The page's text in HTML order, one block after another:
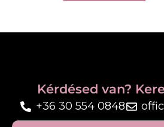
a simább, teltebb kinézetű
Színezett fényvédő krém 30
védelemmel , amely segít
napsugárzás káros hatásaitól,
Kérdésed van?
+36 30 554 0848